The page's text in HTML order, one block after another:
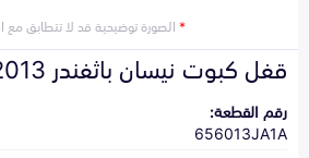
*الصورة توضيحية قد لا تتطابق مع
قفل كبوت نيسان باثفندر 2013-2019
رقم القطعة:
656013JA1A